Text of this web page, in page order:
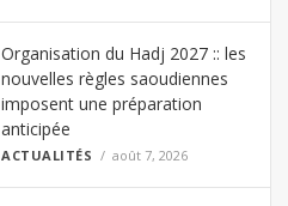
Organisation du Hadj 2027 :: les
nouvelles règles saoudiennes
imposent une préparation
anticipée
ACTUALITÉS août 7, 2026